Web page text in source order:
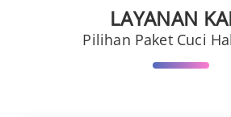
LAYANAN
Pilihan Paket Cuci